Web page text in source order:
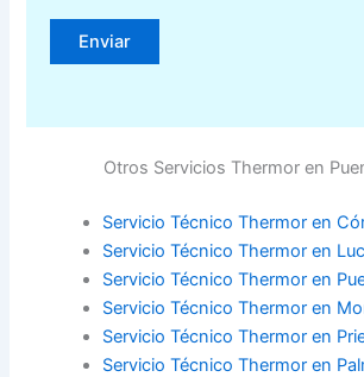
Otros Servicios Thermor en
Servicio Técnico Thermor en
Servicio Técnico Thermor en
Servicio Técnico Thermor en
Servicio Técnico Thermor en
Servicio Técnico Thermor en
Servicio Técnico Thermor en